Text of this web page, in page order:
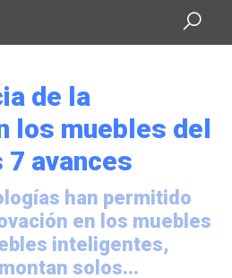
de la
los muebles del
avances
han permitido
en los muebles
inteligentes,
solos...